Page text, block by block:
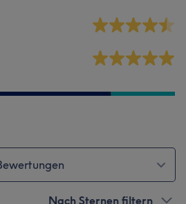
Nach Sternen filtern